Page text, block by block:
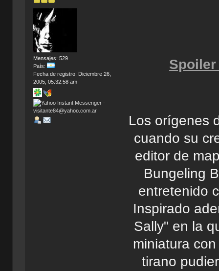
Mensajes: 529
País:
Fecha de registro: Diciembre 26,
2005, 05:32:58 am
Los orígenes
cuando su
editor de
Bungeling
entretenido
Inspirado
Sally" en la
miniatura
tirano